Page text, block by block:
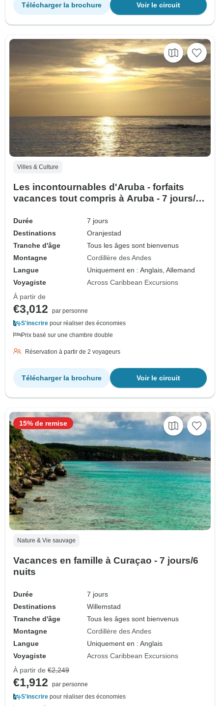
Voir le circuit
Télécharger la brochure
Villes & Culture
Les incontournables d'Aruba - forfaits
vacances tout compris à Aruba - 7 jours/6
Durée
7 jours
Destinations
Oranjestad
Tranche d'âge
Tous les âges sont bienvenus
Montagne
Cordillère des Andes
Langue
Uniquement en : Anglais, Allemand
Voyagiste
Across Caribbean Excursions
À partir de
€3,012
par personne
S'inscrire pour réaliser des économies
Prix basé sur une chambre double
Réservation à partir de 2 voyageurs
Voir le circuit
Télécharger la brochure
Nature & Vie sauvage
Vacances en famille à Curaçao - 7 jours/6
nuits
Durée
7 jours
Destinations
Willemstad
Tranche d'âge
Tous les âges sont bienvenus
Montagne
Cordillère des Andes
Langue
Uniquement en : Anglais
Voyagiste
Across Caribbean Excursions
15% de remise
À partir de €2,249
€1,912
par personne
S'inscrire pour réaliser des économies